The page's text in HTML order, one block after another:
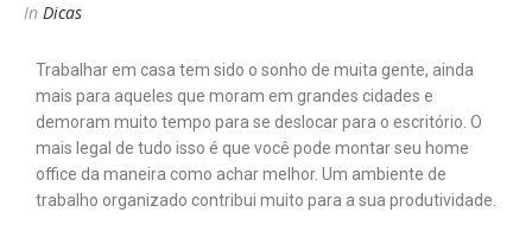
In Dicas
Trabalhar em casa tem sido o sonho de muita gente, ainda
mais para aqueles que moram em grandes cidades e
demoram muito tempo para se deslocar para o escritório. O
mais legal de tudo isso é que você pode montar seu home
office da maneira como achar melhor. Um ambiente de
trabalho organizado contribui muito para a sua produtividade.